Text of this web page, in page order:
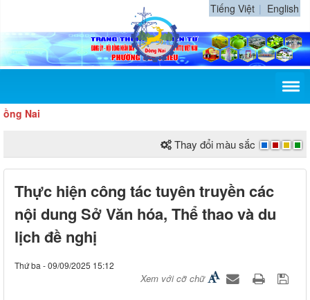
Tiếng Việt English
Thay đổi màu sắc
Thực hiện công tác tuyên truyền các
nội dung Sở Văn hóa, Thể thao và du
lịch đề nghị
Thứ ba - 09/09/2025 15:12
Xem với cỡ chữ